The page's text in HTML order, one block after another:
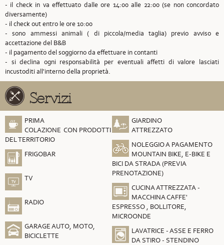
- il check in va effettuato dalle ore 14:00 alle 22:00 (se non concordato
diversamente)
- il check out entro le ore 10:00
- sono ammessi animali ( di piccola/media taglia) previo avviso e
accettazione del B&B
- il pagamento del soggiorno da effettuare in contanti
- si declina ogni responsabilità per eventuali affetti di valore lasciati
incustoditi all'interno della proprietà.
Servizi
PRIMA
COLAZIONE CON PRODOTTI
DEL TERRITORIO
FRIGOBAR
TV
RADIO
GARAGE AUTO, MOTO,
BICICLETTE
GIARDINO
ATTREZZATO
NOLEGGIO A PAGAMENTO
MOUNTAIN BIKE, E-BIKE E
BICI DA STRADA (PREVIA
PRENOTAZIONE)
CUCINA ATTREZZATA -
MACCHINA CAFFE'
ESPRESSO , BOLLITORE,
MICROONDE
LAVATRICE - ASSE E FERRO
DA STIRO - STENDINO